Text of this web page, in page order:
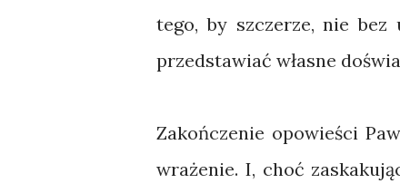
tego, by szczerze, nie
przedstawiać własne
Zakończenie opowieści
wrażenie. I, choć